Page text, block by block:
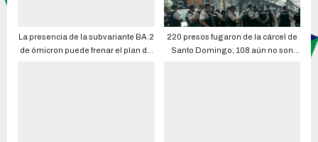
La presencia de la subvariante BA.2
de ómicron puede frenar el plan de
220 presos fugaron de la cárcel de
Santo Domingo; 108 aún no son